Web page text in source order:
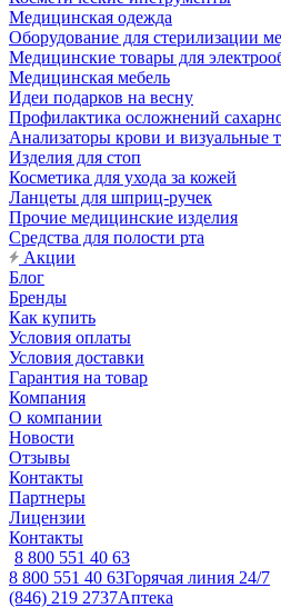
Медицинская одежда
Оборудование для стерилизации
Медицинские товары для
Медицинская мебель
Идеи подарков на весну
Профилактика осложнений
Анализаторы крови и визуальные
Изделия для стоп
Косметика для ухода за кожей
Ланцеты для шприц-ручек
Прочие медицинские изделия
Средства для полости рта
Акции
Блог
Бренды
Как купить
Условия оплаты
Условия доставки
Гарантия на товар
Компания
О компании
Новости
Отзывы
Контакты
Партнеры
Лицензии
Контакты
8 800 551 40 63
8 800 551 40 63Горячая линия 24/7
(846) 219 2737Аптека